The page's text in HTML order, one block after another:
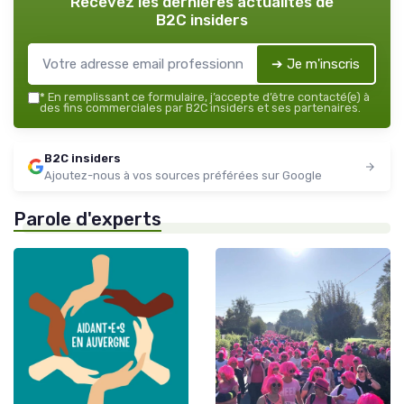
B2C insiders
➔ Je m'inscris
* En remplissant ce formulaire, j’accepte d’être contacté(e) à
des fins commerciales par B2C insiders et ses partenaires.
B2C insiders
Ajoutez-nous à vos sources préférées sur Google
Parole d'experts